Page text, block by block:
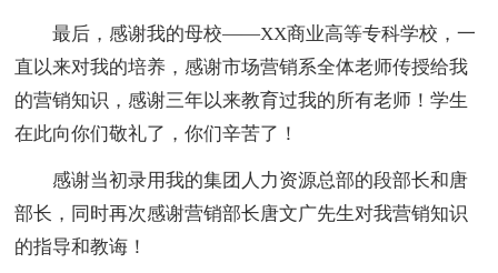
最后，感谢我的母校——XX商业高等专科学校，一
直以来对我的培养，感谢市场营销系全体老师传授给我
的营销知识，感谢三年以来教育过我的所有老师！学生
在此向你们敬礼了，你们辛苦了！
感谢当初录用我的集团人力资源总部的段部长和唐
部长，同时再次感谢营销部长唐文广先生对我营销知识
的指导和教诲！